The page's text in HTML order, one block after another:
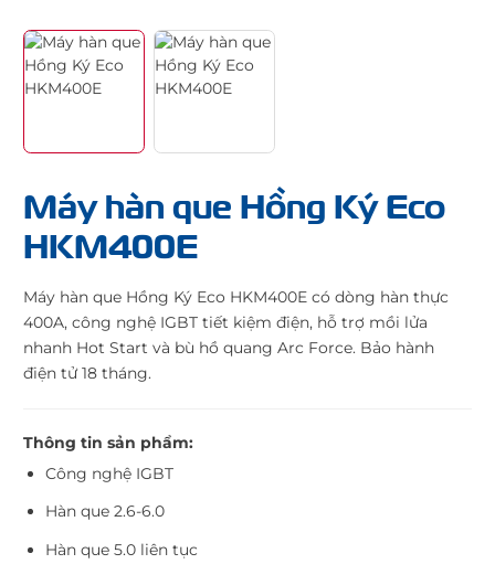
Máy hàn que Hồng Ký Eco
HKM400E
Máy hàn que Hồng Ký Eco HKM400E có dòng hàn thực
400A, công nghệ IGBT tiết kiệm điện, hỗ trợ mồi lửa
nhanh Hot Start và bù hồ quang Arc Force. Bảo hành
điện tử 18 tháng.
Thông tin sản phẩm:
Công nghệ IGBT
Hàn que 2.6-6.0
Hàn que 5.0 liên tục